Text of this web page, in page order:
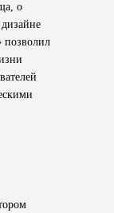
о
позволил